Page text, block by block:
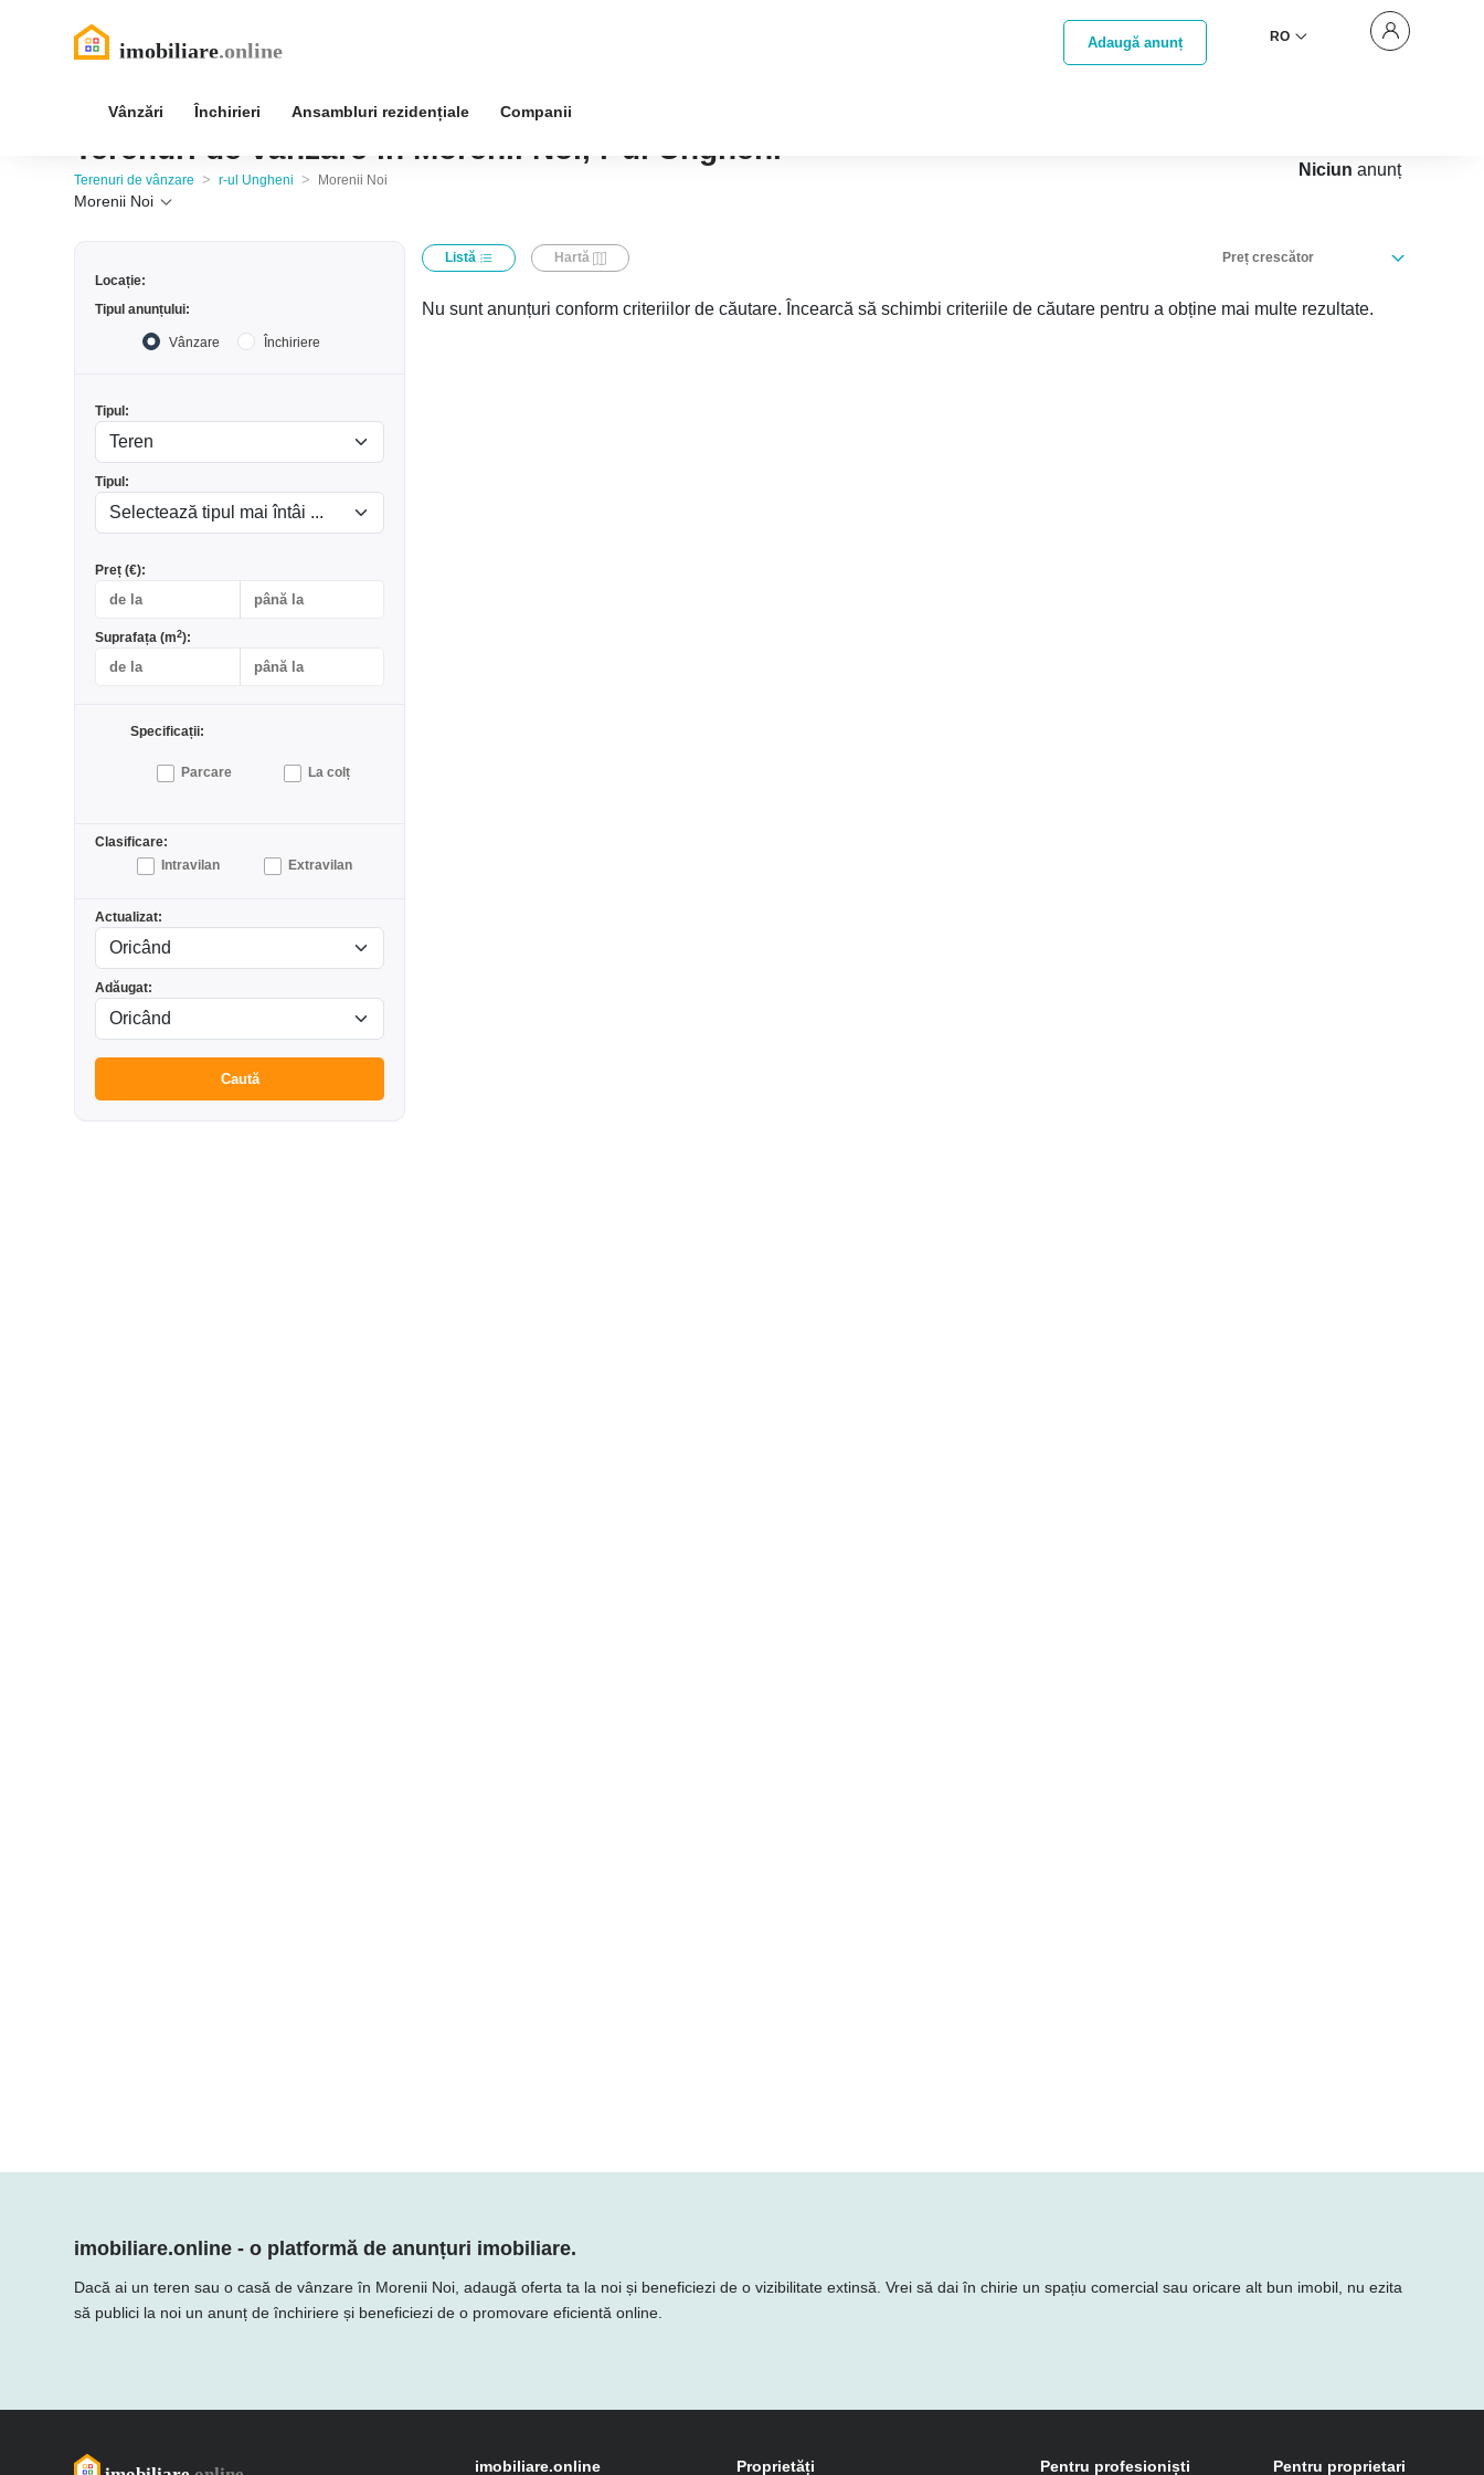
Adaugă anunț RO
Vânzări Închirieri Ansambluri rezidențiale Companii
Terenuri de vânzare în Morenii Noi, r-ul Ungheni
Terenuri de vânzare > r-ul Ungheni > Morenii Noi
Morenii Noi
Niciun anunț
Locație:
Tipul anunțului:
Vânzare Închiriere
Tipul:
Tipul:
Preț (€):
Suprafața (m2):
Specificații:
Parcare La colț
Clasificare:
Intravilan
Extravilan
Actualizat:
Adăugat:
Caută
Listă Hartă Preț crescător
Nu sunt anunțuri conform criteriilor de căutare. Încearcă să schimbi criteriile de căutare pentru a obține mai multe rezultate.
imobiliare.online - o platformă de anunțuri imobiliare.
Dacă ai un teren sau o casă de vânzare în Morenii Noi, adaugă oferta ta la noi și beneficiezi de o vizibilitate extinsă. Vrei să dai în chirie un spațiu comercial sau oricare alt bun imobil, nu ezita
să publici la noi un anunț de închiriere și beneficiezi de o promovare eficientă online.
imobiliare.online Proprietăți Pentru profesioniști Pentru proprietari